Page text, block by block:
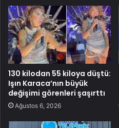
130 kilodan 55 kiloya düştü:
Işın Karaca’nın büyük
değişimi görenleri şaşırttı
Ağustos 6, 2026